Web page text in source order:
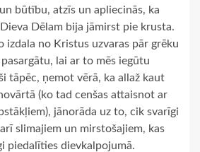
būtību, atzīs un apliecinās, ka
Dēlam bija jāmirst pie krusta.
izdala no Kristus uzvaras pār grēku
lai ar to mēs iegūtu
tāpēc, ņemot vērā, ka allaž kaut
(ko tad cenšas attaisnot ar
jānorāda uz to, cik svarīgi
slimajiem un mirstošajiem, kas
piedalīties dievkalpojumā.